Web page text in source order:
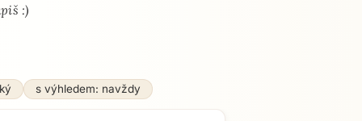
:)
s výhledem: navždy